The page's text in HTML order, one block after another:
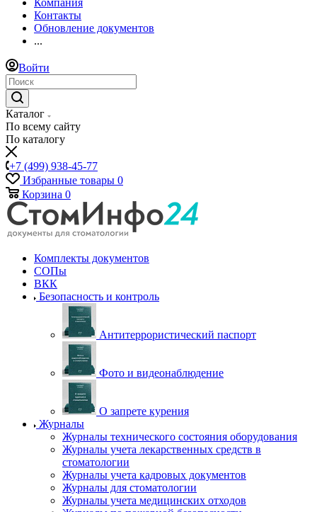
Компания
Контакты
Обновление документов
...
Войти
Каталог
По всему сайту
По каталогу
+7 (499) 938-45-77
Избранные товары 0
Корзина 0
Комплекты документов
СОПы
ВКК
Безопасность и контроль
Антитеррористический паспорт
Фото и видеонаблюдение
О запрете курения
Журналы
Журналы технического состояния оборудования
Журналы учета лекарственных средств в
стоматологии
Журналы учета кадровых документов
Журналы для стоматологии
Журналы учета медицинских отходов